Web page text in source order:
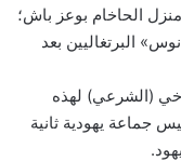
الحاخام بوعز باش؛
البرتغاليين بعد
(الشرعي) لهذه
جماعة يهودية ثانية